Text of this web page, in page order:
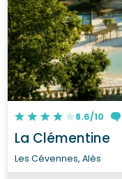
8.6/10
La Clémentine
Les Cévennes, Alès